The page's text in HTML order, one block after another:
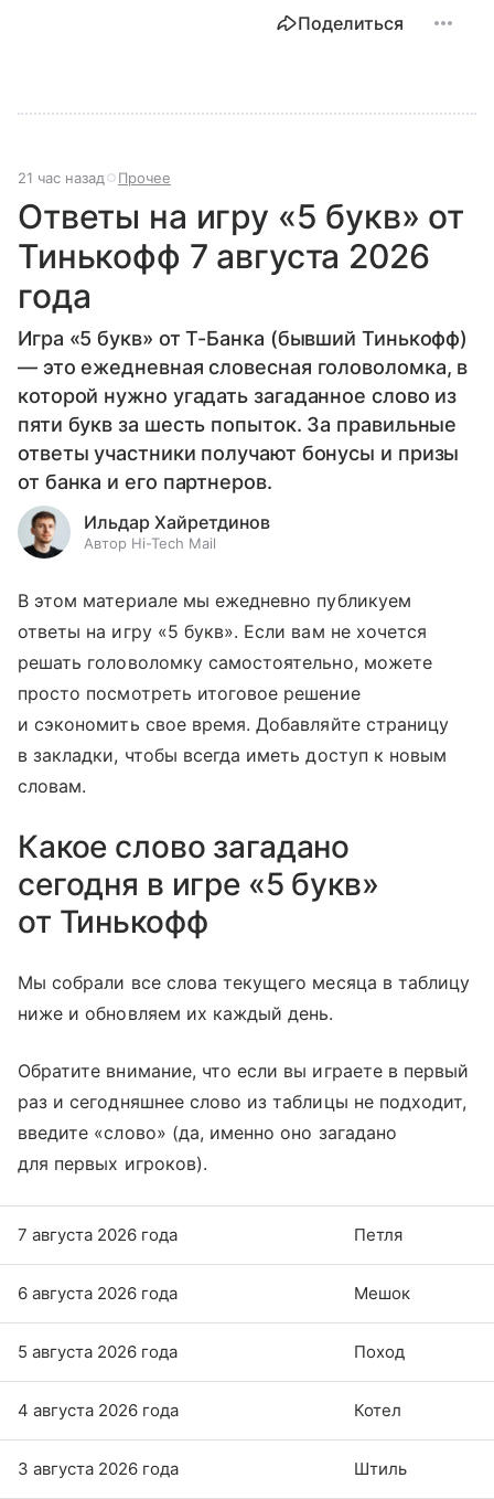
Поделиться
21 час назад Прочее
Ответы на игру «5 букв» от
Тинькофф 7 августа 2026
года
Игра «5 букв» от Т-Банка (бывший Тинькофф)
— это ежедневная словесная головоломка, в
которой нужно угадать загаданное слово из
пяти букв за шесть попыток. За правильные
ответы участники получают бонусы и призы
от банка и его партнеров.
Ильдар Хайретдинов
Автор Hi-Tech Mail
В этом материале мы ежедневно публикуем
ответы на игру «5 букв». Если вам не хочется
решать головоломку самостоятельно, можете
просто посмотреть итоговое решение
и сэкономить свое время. Добавляйте страницу
в закладки, чтобы всегда иметь доступ к новым
словам.
Какое слово загадано
сегодня в игре «5 букв»
от Тинькофф
Мы собрали все слова текущего месяца в таблицу
ниже и обновляем их каждый день.
Обратите внимание, что если вы играете в первый
раз и сегодняшнее слово из таблицы не подходит,
введите «слово» (да, именно оно загадано
для первых игроков).
7 августа 2026 года Петля
6 августа 2026 года Мешок
5 августа 2026 года Поход
4 августа 2026 года Котел
3 августа 2026 года Штиль